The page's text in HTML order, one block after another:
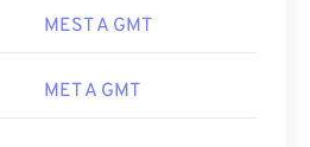
MEST A GMT
MET A GMT